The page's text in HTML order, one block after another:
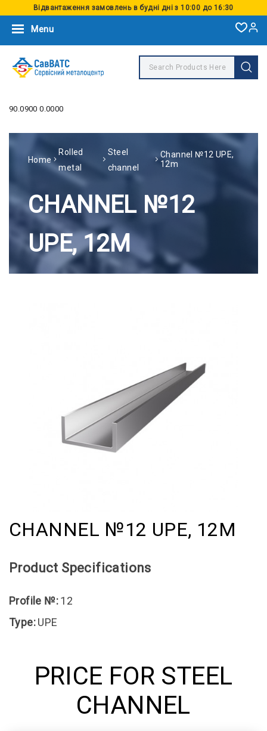
Відвантаження замовлень в будні дні з 10:00 до 16:30
Menu
90.0900 0.0000
Home
Rolled
metal
Steel
channel
Channel №12 UPE,
12m
CHANNEL №12
UPE, 12M
CHANNEL №12 UPE, 12M
Product Specifications
Profile №:12
Type:UPE
PRICE FOR STEEL
CHANNEL